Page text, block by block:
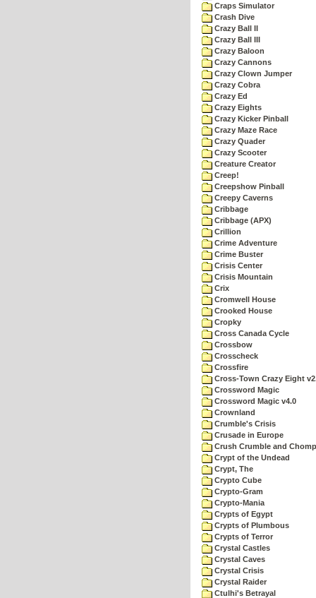
Craps Simulator
Crash Dive
Crazy Ball II
Crazy Ball III
Crazy Baloon
Crazy Cannons
Crazy Clown Jumper
Crazy Cobra
Crazy Ed
Crazy Eights
Crazy Kicker Pinball
Crazy Maze Race
Crazy Quader
Crazy Scooter
Creature Creator
Creep!
Creepshow Pinball
Creepy Caverns
Cribbage
Cribbage (APX)
Crillion
Crime Adventure
Crime Buster
Crisis Center
Crisis Mountain
Crix
Cromwell House
Crooked House
Cropky
Cross Canada Cycle
Crossbow
Crosscheck
Crossfire
Cross-Town Crazy Eight
Crossword Magic
Crossword Magic v4.0
Crownland
Crumble's Crisis
Crusade in Europe
Crush Crumble and Chomp
Crypt of the Undead
Crypt, The
Crypto Cube
Crypto-Gram
Crypto-Mania
Crypts of Egypt
Crypts of Plumbous
Crypts of Terror
Crystal Castles
Crystal Caves
Crystal Crisis
Crystal Raider
Ctulhi's Betrayal